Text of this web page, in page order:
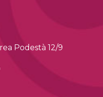
Podestà 12/9